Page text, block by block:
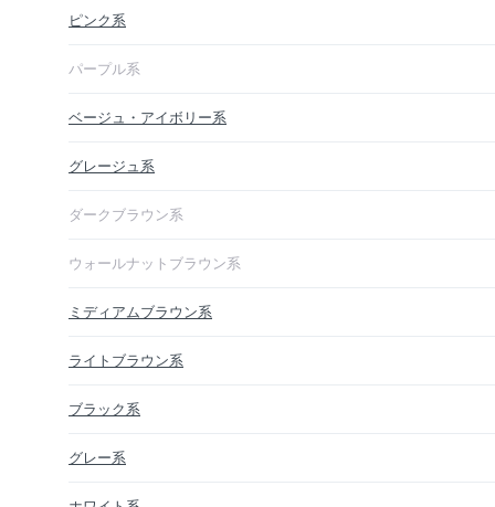
ピンク系
パープル系
ベージュ・アイボリー系
グレージュ系
ダークブラウン系
ウォールナットブラウン系
ミディアムブラウン系
ライトブラウン系
ブラック系
グレー系